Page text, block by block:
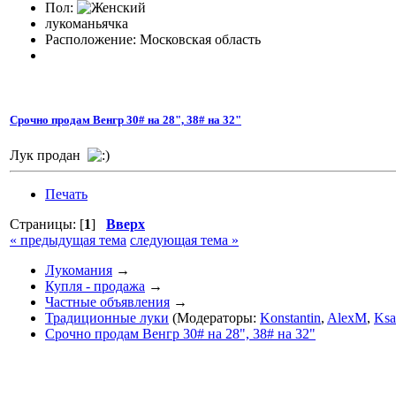
Пол:
лукоманьячка
Расположение: Московская область
Срочно продам Венгр 30# на 28", 38# на 32"
Лук продан
Печать
Страницы: [1] Вверх
« предыдущая тема следующая тема »
Лукомания →
Купля - продажа →
Частные объявления →
Традиционные луки (Модераторы: Konstantin, AlexM,
Срочно продам Венгр 30# на 28", 38# на 32"